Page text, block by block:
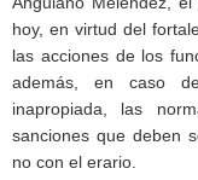
hoy, en virtud del
las acciones de los
además, en caso
inapropiada, las
sanciones que deben
no con el erario.